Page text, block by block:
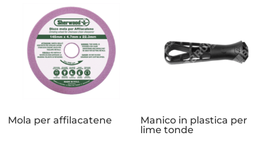
Mola per affilacatene
Manico in plastica per
lime tonde